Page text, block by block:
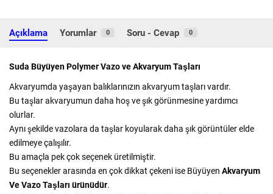
Açıklama Yorumlar 0 Soru - Cevap 0
Suda Büyüyen Polymer Vazo ve Akvaryum Taşları
Akvaryumda yaşayan balıklarınızın akvaryum taşları vardır.
Bu taşlar akvaryumun daha hoş ve şık görünmesine yardımcı
olurlar.
Aynı şekilde vazolara da taşlar koyularak daha şık görüntüler elde
edilmeye çalışılır.
Bu amaçla pek çok seçenek üretilmiştir.
Bu seçenekler arasında en çok dikkat çekeni ise Büyüyen Akvaryum
Ve Vazo Taşları ürünüdür.